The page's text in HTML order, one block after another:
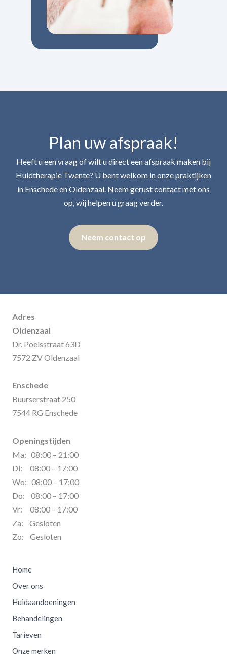
Plan uw afspraak!
Heeft u een vraag of wilt u direct een afspraak maken bij
Huidtherapie Twente? U bent welkom in onze praktijken
in Enschede en Oldenzaal. Neem gerust contact met ons
op, wij helpen u graag verder.
Neem contact op
Adres
Oldenzaal
Dr. Poelsstraat 63D
7572 ZV Oldenzaal
Enschede
Buurserstraat 250
7544 RG Enschede
Openingstijden
Ma: 08:00 – 21:00
Di: 08:00 – 17:00
Wo: 08:00 – 17:00
Do: 08:00 – 17:00
Vr: 08:00 – 17:00
Za: Gesloten
Zo: Gesloten
Home
Over ons
Huidaandoeningen
Behandelingen
Tarieven
Onze merken